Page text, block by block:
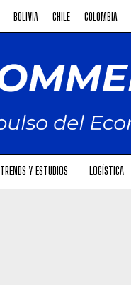
BOLIVIA CHILE COLOMBIA
TRENDS Y ESTUDIOS LOGÍSTICA